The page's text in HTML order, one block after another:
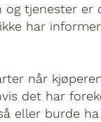
tjenester er
har
når
det har
eller burde